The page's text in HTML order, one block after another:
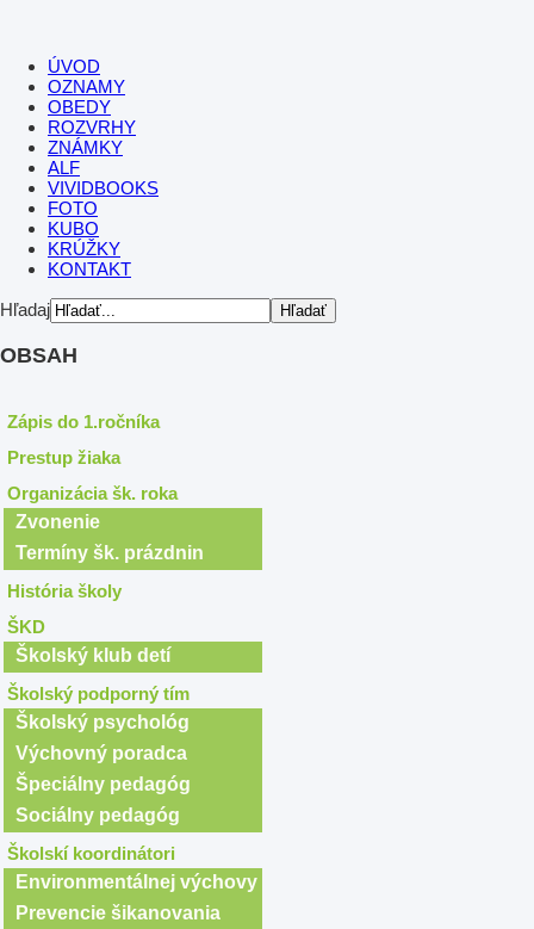
ÚVOD
OZNAMY
OBEDY
ROZVRHY
ZNÁMKY
ALF
VIVIDBOOKS
FOTO
KUBO
KRÚŽKY
KONTAKT
Hľadaj
OBSAH
Zápis do 1.ročníka
Prestup žiaka
Organizácia šk. roka
Zvonenie
Termíny šk. prázdnin
História školy
ŠKD
Školský klub detí
Školský podporný tím
Školský psychológ
Výchovný poradca
Špeciálny pedagóg
Sociálny pedagóg
Školskí koordinátori
Environmentálnej výchovy
Prevencie šikanovania